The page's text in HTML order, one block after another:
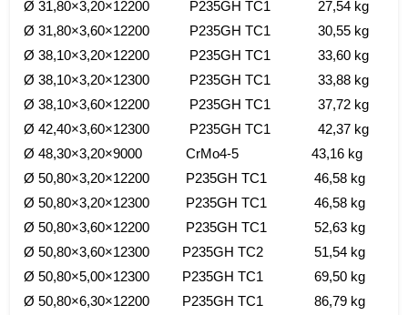
Ø 31,80×3,20×12200 P235GH TC1 27,54 kg
Ø 31,80×3,60×12200 P235GH TC1 30,55 kg
Ø 38,10×3,20×12200 P235GH TC1 33,60 kg
Ø 38,10×3,20×12300 P235GH TC1 33,88 kg
Ø 38,10×3,60×12200 P235GH TC1 37,72 kg
Ø 42,40×3,60×12300 P235GH TC1 42,37 kg
Ø 48,30×3,20×9000 CrMo4-5 43,16 kg
Ø 50,80×3,20×12200 P235GH TC1 46,58 kg
Ø 50,80×3,20×12300 P235GH TC1 46,58 kg
Ø 50,80×3,60×12200 P235GH TC1 52,63 kg
Ø 50,80×3,60×12300 P235GH TC2 51,54 kg
Ø 50,80×5,00×12300 P235GH TC1 69,50 kg
Ø 50,80×6,30×12200 P235GH TC1 86,79 kg